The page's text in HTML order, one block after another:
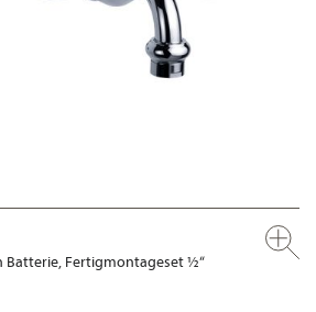
Batterie, Fertigmontageset ½“